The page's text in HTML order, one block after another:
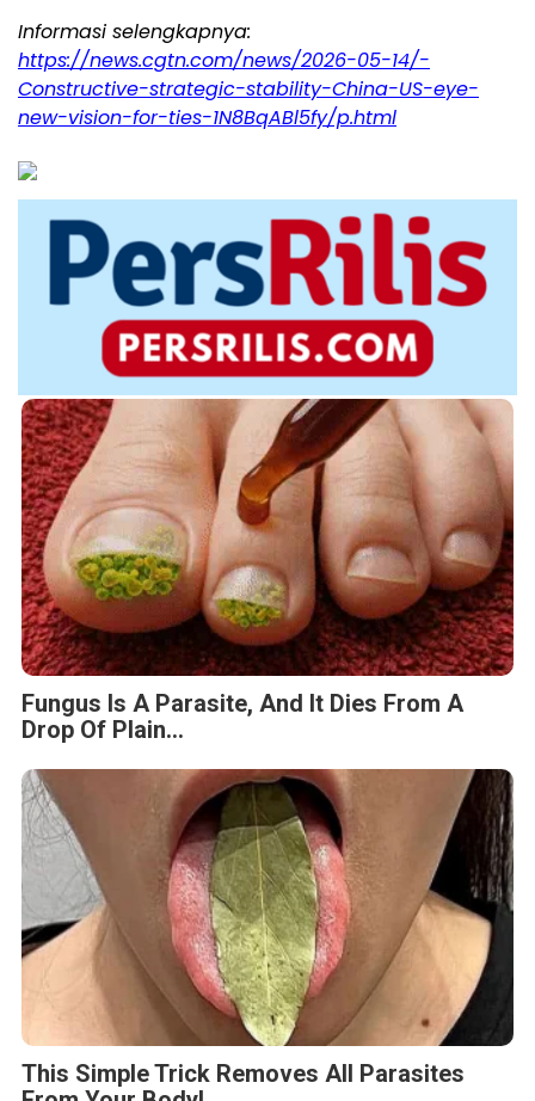
Informasi selengkapnya:
https://news.cgtn.com/news/2026-05-14/-
Constructive-strategic-stability-China-US-eye-
new-vision-for-ties-1N8BqABl5fy/p.html
Fungus Is A Parasite, And It Dies From A
Drop Of Plain...
This Simple Trick Removes All Parasites